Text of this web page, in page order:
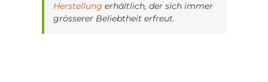
Herstellung erhältlich, der sich immer
grösserer Beliebtheit erfreut.